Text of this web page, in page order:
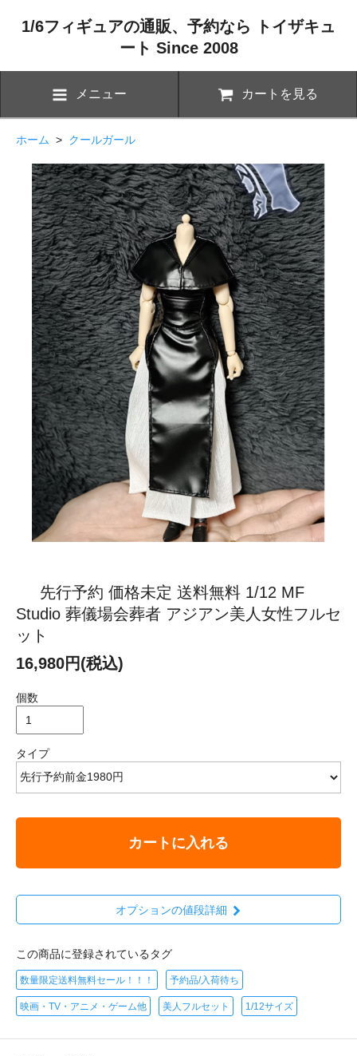
1/6フィギュアの通販、予約なら トイザキュ
ート Since 2008
メニュー カートを見る
ホーム > クールガール
先行予約 価格未定 送料無料 1/12 MF
Studio 葬儀場会葬者 アジアン美人女性フルセ
ット
16,980円(税込)
個数
タイプ
カートに入れる
オプションの値段詳細
この商品に登録されているタグ
数量限定送料無料セール！！！ 予約品/入荷待ち
映画・TV・アニメ・ゲーム他 美人フルセット 1/12サイズ